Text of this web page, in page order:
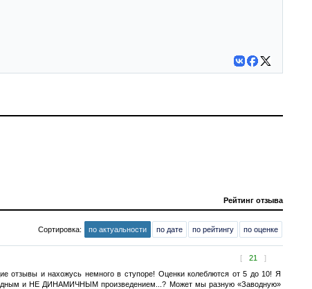
Рейтинг отзыва
Сортировка: по актуальности по дате по рейтингу по оценке
[ 21 ]
отзывы и нахожусь немного в ступоре! Оценки колеблются от 5 до 10! Я
и НЕ ДИНАМИЧНЫМ произведением...? Может мы разную «Заводную»